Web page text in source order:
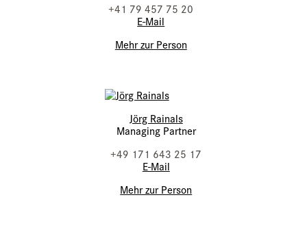
+41 79 457 75 20
E-Mail
Mehr zur Person
Jörg Rainals
Managing Partner
+49 171 643 25 17
E-Mail
Mehr zur Person